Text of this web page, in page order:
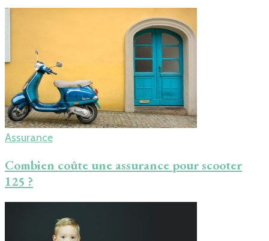
Assurance
Combien coûte une assurance pour scooter
125 ?